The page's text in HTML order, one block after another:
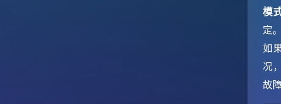
模
定。
如
况
故